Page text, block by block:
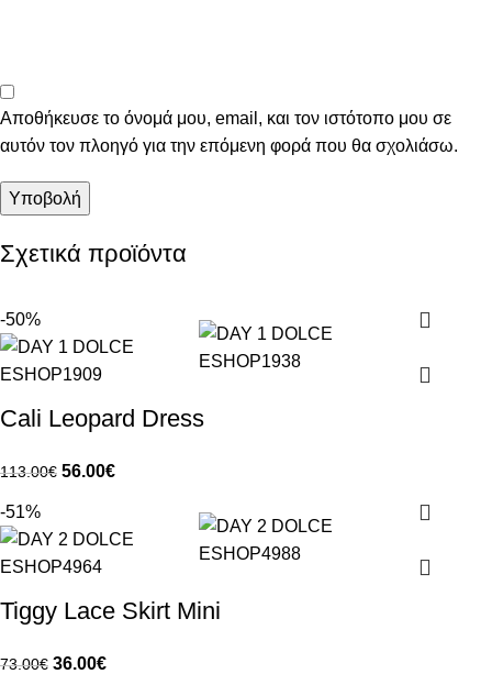
Αποθήκευσε το όνομά μου, email, και τον ιστότοπο μου σε
αυτόν τον πλοηγό για την επόμενη φορά που θα σχολιάσω.
Σχετικά προϊόντα
-50%
Cali Leopard Dress
113.00€ 56.00€
-51%
Tiggy Lace Skirt Mini
73.00€ 36.00€